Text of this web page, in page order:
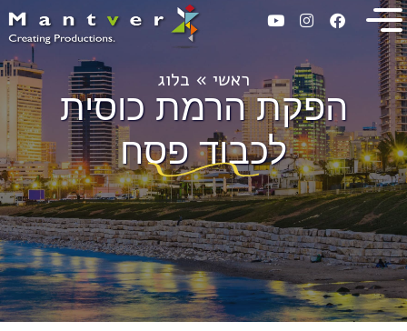
ראשי » בלוג
הפקת הרמת כוסית
לכבוד פסח